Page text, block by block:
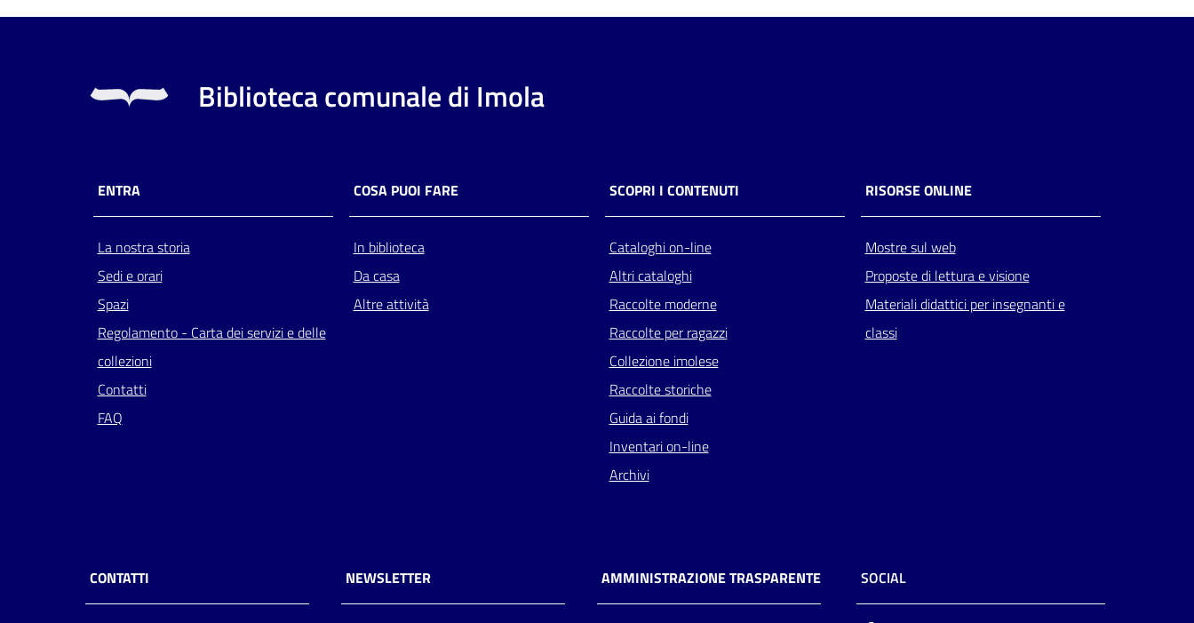
Biblioteca comunale di Imola
ENTRA
La nostra storia
Sedi e orari
Spazi
Regolamento - Carta dei servizi e delle
collezioni
Contatti
FAQ
COSA PUOI FARE
In biblioteca
Da casa
Altre attività
SCOPRI I CONTENUTI
Cataloghi on-line
Altri cataloghi
Raccolte moderne
Raccolte per ragazzi
Collezione imolese
Raccolte storiche
Guida ai fondi
Inventari on-line
Archivi
RISORSE ONLINE
Mostre sul web
Proposte di lettura e visione
Materiali didattici per insegnanti e
classi
CONTATTI NEWSLETTER AMMINISTRAZIONE TRASPARENTE SOCIAL